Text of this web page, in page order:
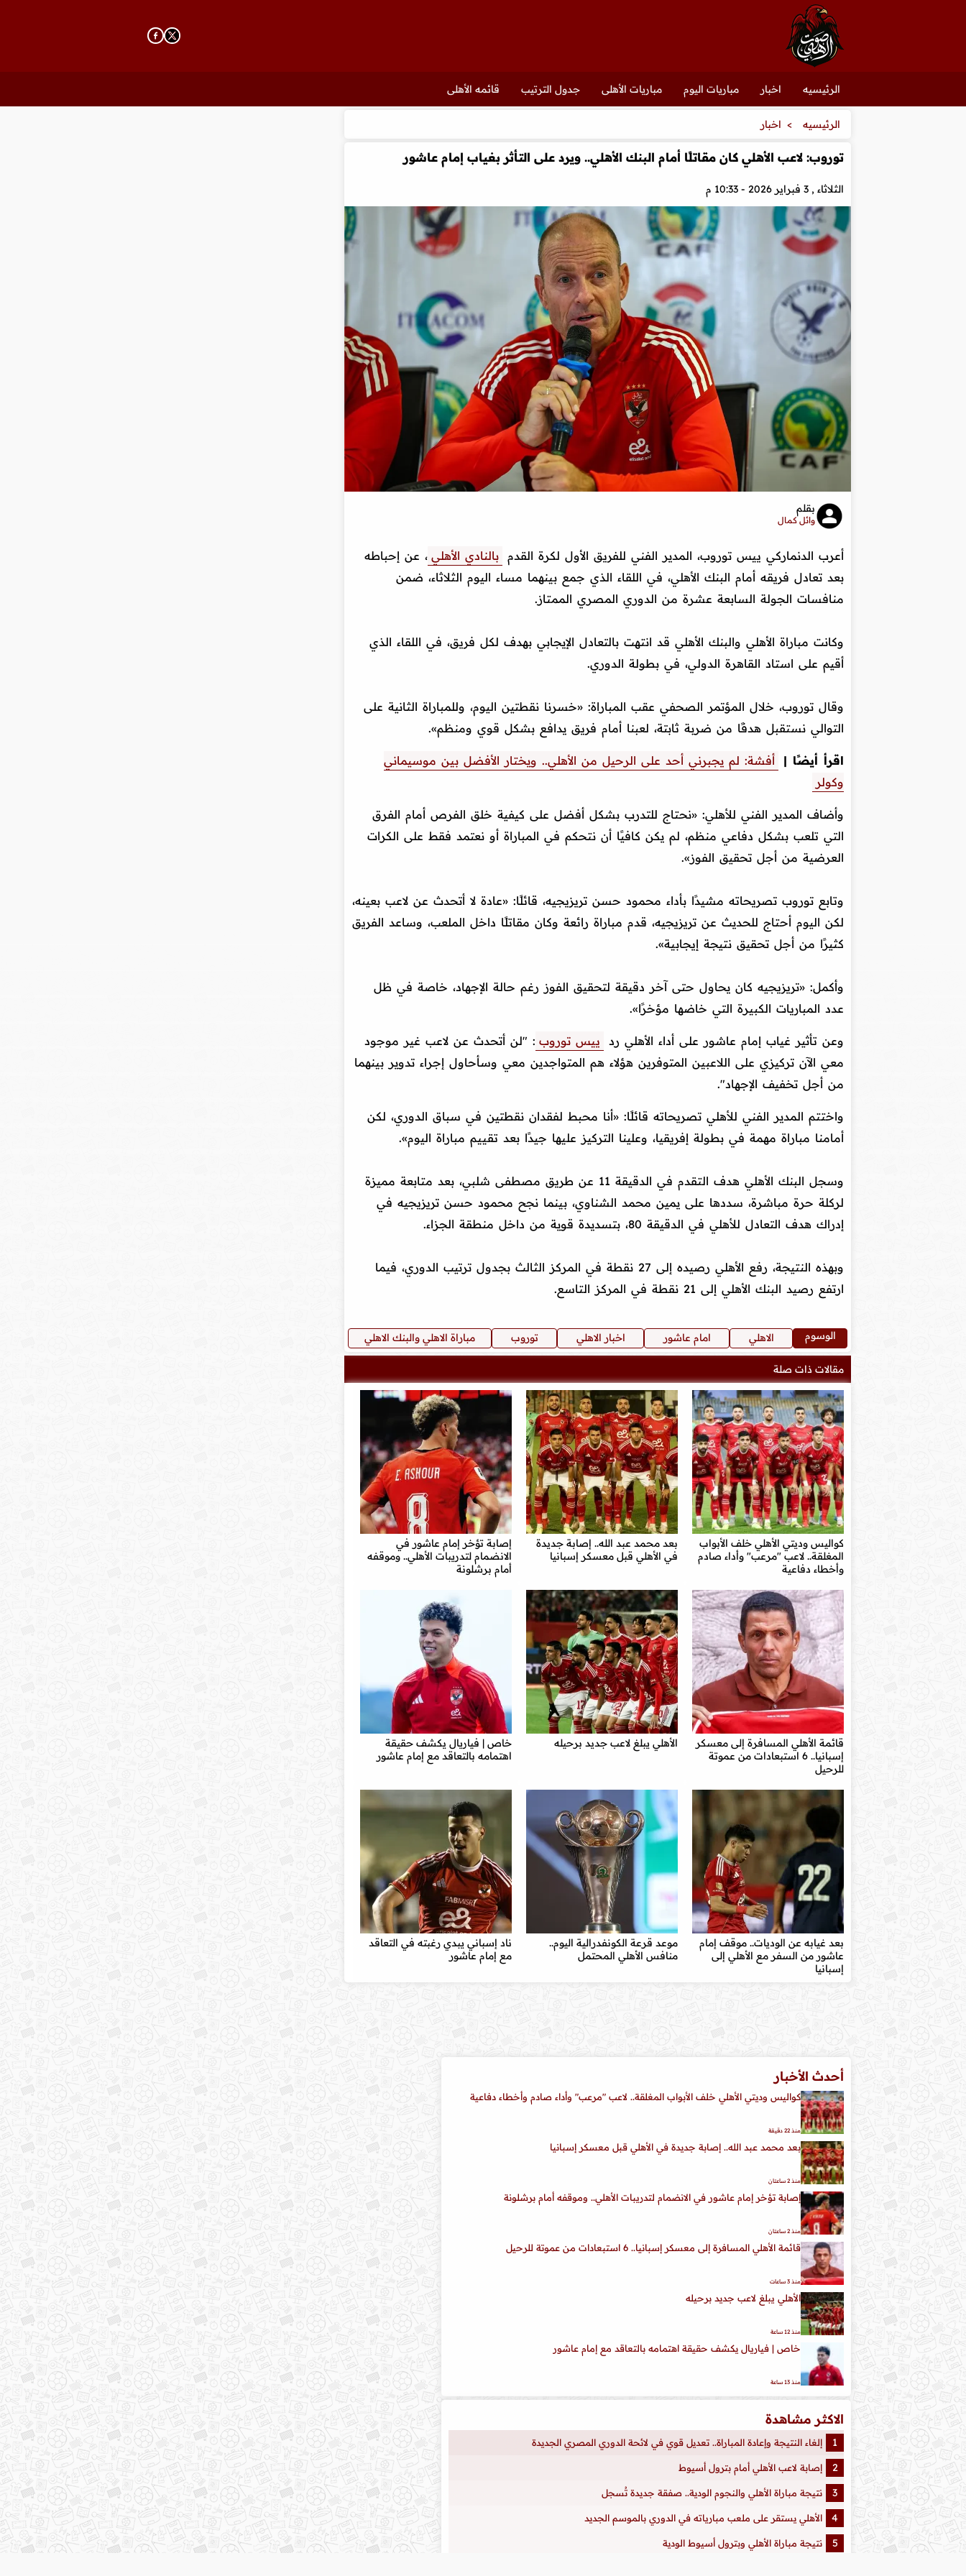
الرئيسيه اخبار مباريات اليوم مباريات الأهلى جدول الترتيب قائمه الأهلى
الرئيسيه اخبار
توروب: لاعب الأهلي كان مقاتلًا أمام البنك الأهلي.. ويرد على التأثر بغياب إمام عاشور
الثلاثاء , 3 فبراير 2026 - 10:33 م
بقلم
وائل كمال
أعرب الدنماركي ييس توروب، المدير الفني للفريق الأول لكرة القدم بالنادي الأهلي ، عن إحباطه
بعد تعادل فريقه أمام البنك الأهلي، في اللقاء الذي جمع بينهما مساء اليوم الثلاثاء، ضمن
منافسات الجولة السابعة عشرة من الدوري المصري الممتاز.
وكانت مباراة الأهلي والبنك الأهلي قد انتهت بالتعادل الإيجابي بهدف لكل فريق، في اللقاء الذي
أقيم على استاد القاهرة الدولي، في بطولة الدوري.
وقال توروب، خلال المؤتمر الصحفي عقب المباراة: «خسرنا نقطتين اليوم، وللمباراة الثانية على
التوالي نستقبل هدفًا من ضربة ثابتة، لعبنا أمام فريق يدافع بشكل قوي ومنظم».
اقرأ أيضًا |
أفشة: لم يجبرني أحد على الرحيل من الأهلي.. ويختار الأفضل بين موسيماني
وكولر
وأضاف المدير الفني للأهلي: «نحتاج للتدرب بشكل أفضل على كيفية خلق الفرص أمام الفرق
التي تلعب بشكل دفاعي منظم، لم يكن كافيًا أن نتحكم في المباراة أو نعتمد فقط على الكرات
العرضية من أجل تحقيق الفوز».
وتابع توروب تصريحاته مشيدًا بأداء محمود حسن تريزيجيه، قائلًا: «عادة لا أتحدث عن لاعب بعينه،
لكن اليوم أحتاج للحديث عن تريزيجيه، قدم مباراة رائعة وكان مقاتلًا داخل الملعب، وساعد الفريق
كثيرًا من أجل تحقيق نتيجة إيجابية».
وأكمل: «تريزيجيه كان يحاول حتى آخر دقيقة لتحقيق الفوز رغم حالة الإجهاد، خاصة في ظل
عدد المباريات الكبيرة التي خاضها مؤخرًا».
وعن تأثير غياب إمام عاشور على أداء الأهلي رد ييس توروب : "لن أتحدث عن لاعب غير موجود
معي الآن تركيزي على اللاعبين المتوفرين هؤلاء هم المتواجدين معي وسأحاول إجراء تدوير بينهما
من أجل تخفيف الإجهاد".
واختتم المدير الفني للأهلي تصريحاته قائلًا: «أنا محبط لفقدان نقطتين في سباق الدوري، لكن
أمامنا مباراة مهمة في بطولة إفريقيا، وعلينا التركيز عليها جيدًا بعد تقييم مباراة اليوم».
وسجل البنك الأهلي هدف التقدم في الدقيقة 11 عن طريق مصطفى شلبي، بعد متابعة مميزة
لركلة حرة مباشرة، سددها على يمين محمد الشناوي، بينما نجح محمود حسن تريزيجيه في
إدراك هدف التعادل للأهلي في الدقيقة 80، بتسديدة قوية من داخل منطقة الجزاء.
وبهذه النتيجة، رفع الأهلي رصيده إلى 27 نقطة في المركز الثالث بجدول ترتيب الدوري، فيما
ارتفع رصيد البنك الأهلي إلى 21 نقطة في المركز التاسع.
الوسوم الاهلي امام عاشور اخبار الاهلي توروب مباراة الاهلي والبنك الاهلي
مقالات ذات صلة
كواليس وديتي الأهلي خلف الأبواب
المغلقة.. لاعب "مرعب" وأداء صادم
وأخطاء دفاعية
بعد محمد عبد الله.. إصابة جديدة
في الأهلي قبل معسكر إسبانيا
إصابة تؤخر إمام عاشور في
الانضمام لتدريبات الأهلي.. وموقفه
أمام برشلونة
قائمة الأهلي المسافرة إلى معسكر
إسبانيا.. 6 استبعادات من عموتة
للرحيل
الأهلي يبلغ لاعب جديد برحيله
خاص | فياريال يكشف حقيقة
اهتمامه بالتعاقد مع إمام عاشور
بعد غيابه عن الوديات.. موقف إمام
عاشور من السفر مع الأهلي إلى
إسبانيا
موعد قرعة الكونفدرالية اليوم..
منافس الأهلي المحتمل
ناد إسباني يبدي رغبته في التعاقد
مع إمام عاشور
أحدث الأخبار
كواليس وديتي الأهلي خلف الأبواب المغلقة.. لاعب "مرعب" وأداء صادم وأخطاء دفاعية
منذ 22 دقيقة
بعد محمد عبد الله.. إصابة جديدة في الأهلي قبل معسكر إسبانيا
منذ 2 ساعتان
إصابة تؤخر إمام عاشور في الانضمام لتدريبات الأهلي.. وموقفه أمام برشلونة
منذ 2 ساعتان
قائمة الأهلي المسافرة إلى معسكر إسبانيا.. 6 استبعادات من عموتة للرحيل
منذ 3 ساعات
الأهلي يبلغ لاعب جديد برحيله
منذ 12 ساعة
خاص | فياريال يكشف حقيقة اهتمامه بالتعاقد مع إمام عاشور
منذ 13 ساعة
الاكثر مشاهدة
إلغاء النتيجة وإعادة المباراة.. تعديل قوي في لائحة الدوري المصري الجديدة
إصابة لاعب الأهلي أمام بترول أسيوط
نتيجة مباراة الأهلي والنجوم الودية.. صفقة جديدة تُسجل
الأهلي يستقر على ملعب مبارياته في الدوري بالموسم الجديد
نتيجة مباراة الأهلي وبترول أسيوط الودية